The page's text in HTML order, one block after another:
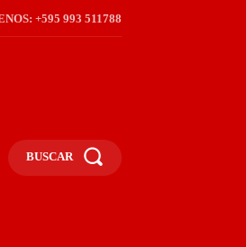
+595 993 511788
BUSCAR